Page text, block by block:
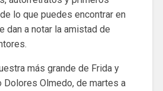
lo que puedes encontrar en
dan a notar la amistad de
más grande de Frida y
Dolores Olmedo, de martes a